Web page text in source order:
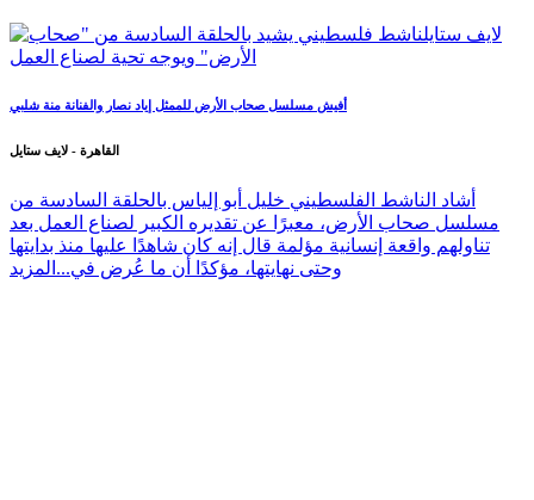
أفيش مسلسل صحاب الأرض للممثل إياد نصار والفنانة منة شلبي
القاهرة - لايف ستايل
أشاد الناشط الفلسطيني خليل أبو إلياس بالحلقة السادسة من
مسلسل صحاب الأرض، معبرًا عن تقديره الكبير لصناع العمل بعد
تناولهم واقعة إنسانية مؤلمة قال إنه كان شاهدًا عليها منذ بدايتها
وحتى نهايتها، مؤكدًا أن ما عُرض في... المزيد